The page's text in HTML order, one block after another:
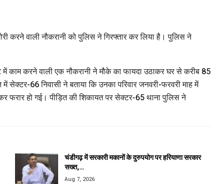
करने वाली नौकरानी को पुलिस ने गिरफ्तार कर लिया है। पुलिस ने
काम करने वाली एक नौकरानी ने मौके का फायदा उठाकर घर से करीब 85
66 निवासी ने बताया कि उनका परिवार जनवरी-फरवरी माह में
फरार हो गई। पीड़ित की शिकायत पर सेक्टर-65 थाना पुलिस ने
चंडीगढ़ में सरकारी मकानों के दुरुपयोग पर हरियाणा सरकार
सख्त,…
Aug 7, 2026